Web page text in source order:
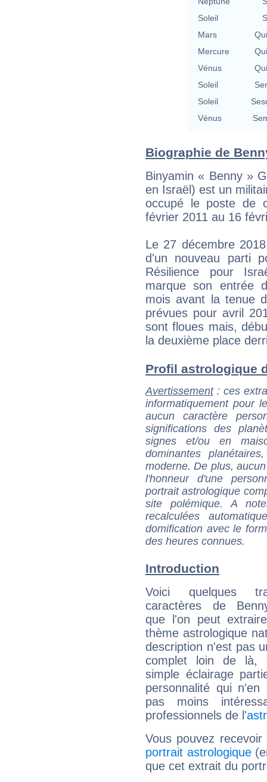
Soleil
Mars
Mercure
Vénus
Soleil
Soleil
Vénus
Biographie de
Binyamin « Benny »
en Israël) est un
occupé le poste de
février 2011 au 16
Le 27 décembre
d'un nouveau parti
Résilience pour
marque son entrée
mois avant la tenue
prévues pour avril
sont floues mais,
la deuxième place
Profil astrologique
Avertissement: ces
informatiquement pour
aucun caractère
significations des
signes et/ou en
dominantes
moderne. De plus,
l'honneur d'une
portrait astrologique
site polémique. A
recalculées
domification avec le
des heures connues.
Introduction
Voici quelques
caractères de
que l'on peut
thème astrologique
description n'est pas
complet loin de là,
simple éclairage
personnalité qui n'en
pas moins
professionnels de l'
Vous pouvez
portrait astrologique
que cet extrait du